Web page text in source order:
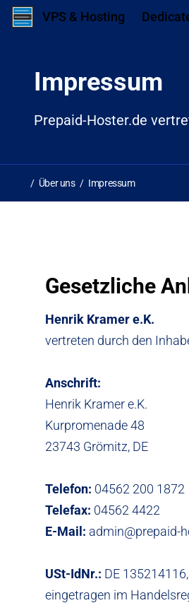
Zum Inhalt springen Zum ersten
VPS & Hosting
Impressum
Prepaid-Hoster.de
Über uns Impressum
Gesetzliche
Henrik Kramer e.K.
vertreten durch den
Anschrift:
Henrik Kramer e.K.
Kurpromenade 48
23743 Grömitz, DE
Telefon: 04562 200 1872
Telefax: 04562 4422
E-Mail: admin@prepaid-
USt-IdNr.: DE 135214116,
eingetragen im